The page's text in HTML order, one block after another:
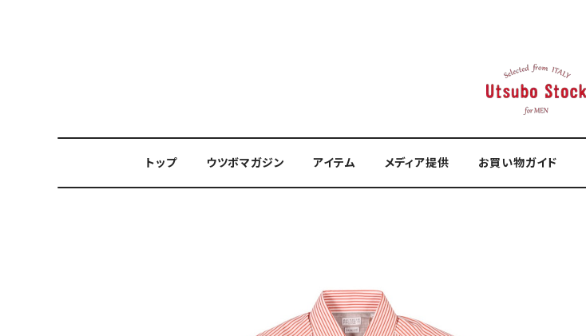
トップ ウツボマガジン アイテム メディア提供 お買い物ガイド